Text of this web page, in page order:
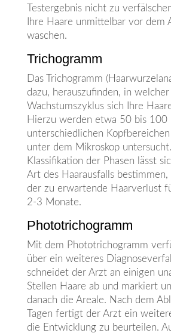
Testergebnis nicht zu
Ihre Haare unmittelbar vor dem
waschen.
Trichogramm
Das Trichogramm
dazu, herauszufinden, in welcher
Wachstumszyklus sich Ihre
Hierzu werden etwa 50 bis 100
unterschiedlichen
unter dem Mikroskop
Klassifikation der Phasen lässt
Art des Haarausfalls bestimmen,
der zu erwartende Haarverlust
2-3 Monate.
Phototrichogramm
Mit dem Phototrichogramm
über ein weiteres
schneidet der Arzt an einigen
Stellen Haare ab und markiert
danach die Areale. Nach dem
Tagen fertigt der Arzt ein
die Entwicklung zu beurteilen.